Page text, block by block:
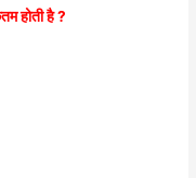
होती है ?